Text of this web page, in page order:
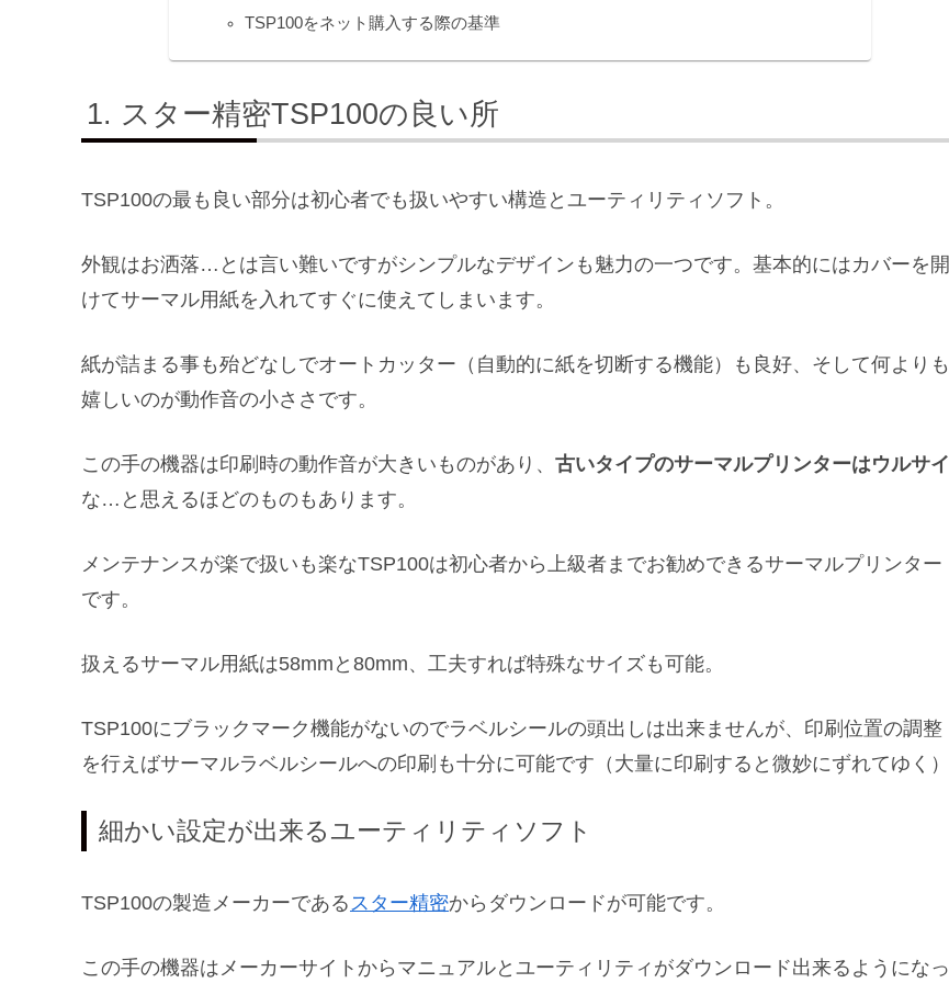
TSP100をネット購入する際の基準
スター精密TSP100の良い所
TSP100の最も良い部分は初心者でも扱いやすい構造とユーティリティソフト。
外観はお洒落…とは言い難いですがシンプルなデザインも魅力の一つです。基本的にはカバーを開
けてサーマル用紙を入れてすぐに使えてしまいます。
紙が詰まる事も殆どなしでオートカッター（自動的に紙を切断する機能）も良好、そして何よりも
嬉しいのが動作音の小ささです。
この手の機器は印刷時の動作音が大きいものがあり、 古いタイプのサーマルプリンターはウルサイ
な…と思えるほどのものもあります。
メンテナンスが楽で扱いも楽なTSP100は初心者から上級者までお勧めできるサーマルプリンター
です。
扱えるサーマル用紙は58mmと80mm、工夫すれば特殊なサイズも可能。
TSP100にブラックマーク機能がないのでラベルシールの頭出しは出来ませんが、印刷位置の調整
を行えばサーマルラベルシールへの印刷も十分に可能です（大量に印刷すると微妙にずれてゆく）
細かい設定が出来るユーティリティソフト
TSP100の製造メーカーである スター精密からダウンロードが可能です。
この手の機器はメーカーサイトからマニュアルとユーティリティがダウンロード出来るようになっ